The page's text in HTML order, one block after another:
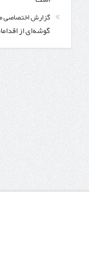
گزارش اختصاصی
گوشه‌ای از